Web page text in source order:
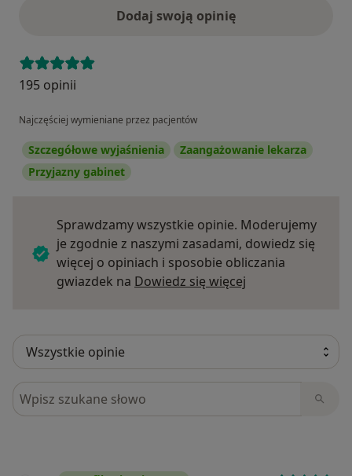
Dodaj swoją opinię
195 opinii
Najczęściej wymieniane przez pacjentów
Szczegółowe wyjaśnienia
Zaangażowanie lekarza
Przyjazny gabinet
Sprawdzamy wszystkie opinie. Moderujemy
je zgodnie z naszymi zasadami, dowiedz się
więcej o opiniach i sposobie obliczania
gwiazdek na Dowiedz się więcej
Szukaj w opiniach